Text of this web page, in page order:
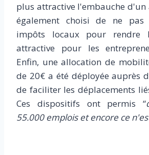
plus attractive l'embauche
également choisi de ne pas
impôts locaux pour rendre
attractive pour les
Enfin, une allocation de
de 20€ a été déployée auprès
de faciliter les déplacements
Ces dispositifs ont permis “
55.000 emplois et encore ce